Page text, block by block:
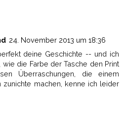
24. November 2013 um 18:36
deine Geschichte -- und ich
die Farbe der Tasche den Print
Überraschungen, die einem
zunichte machen, kenne ich leider